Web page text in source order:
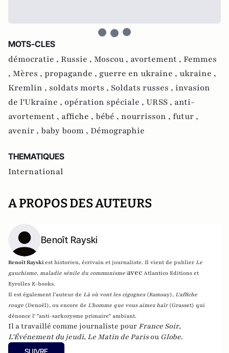
MOTS-CLES
démocratie , Russie , Moscou , avortement , Femmes
, Mères , propagande , guerre en ukraine , ukraine ,
Kremlin , soldats morts , Soldats russes , invasion
de l'Ukraine , opération spéciale , URSS , anti-
avortement , affiche , bébé , nourrisson , futur ,
avenir , baby boom , Démographie
THEMATIQUES
International
A PROPOS DES AUTEURS
Benoît Rayski
Benoît Rayskiest historien, écrivain et journaliste. Il vient de publier Le
gauchisme, maladie sénile du communisme avec Atlantico Editions et
Eyrolles E-books.
Il est également l'auteur de Là où vont les cigognes (Ramsay), L'affiche
rouge (Denoël), ou encore de L'homme que vous aimez haïr (Grasset) qui
dénonce l' "anti-sarkozysme primaire" ambiant.
Il a travaillé comme journaliste pour France Soir,
L'Événement du jeudi, Le Matin de Parisou Globe.
SUIVRE